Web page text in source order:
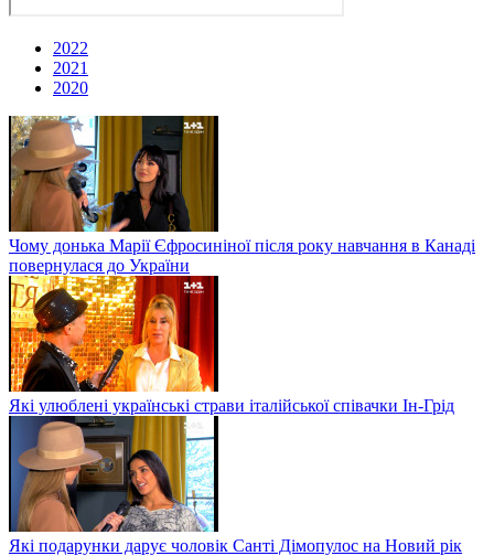
2022
2021
2020
Чому донька Марії Єфросиніної після року навчання в Канаді
повернулася до України
Які улюблені українські страви італійської співачки Ін-Грід
Які подарунки дарує чоловік Санті Дімопулос на Новий рік